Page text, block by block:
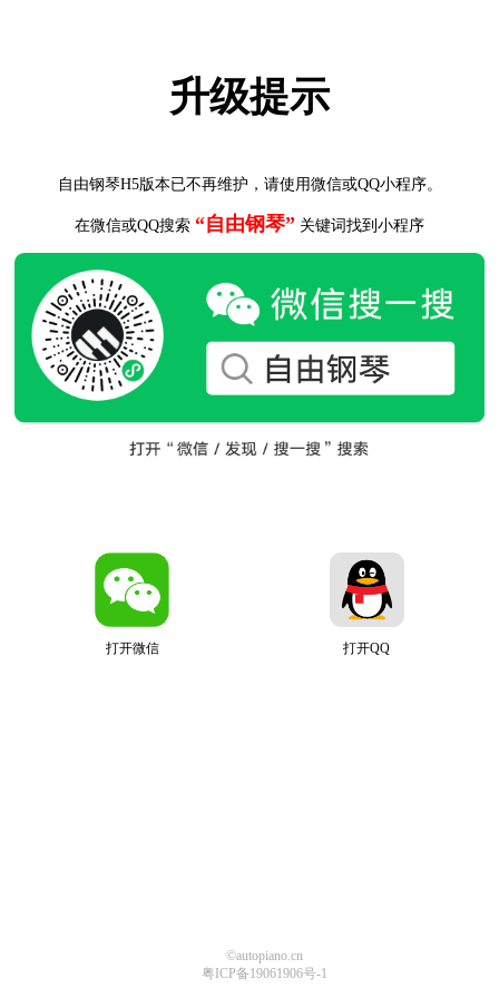
升级提示
自由钢琴H5版本已不再维护，请使用微信或QQ小程序。
在微信或QQ搜索 “自由钢琴” 关键词找到小程序
打开微信 打开QQ
©autopiano.cn
粤ICP备19061906号-1